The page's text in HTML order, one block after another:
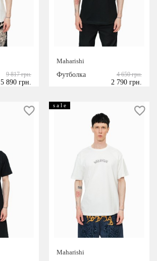
9 817 грн.
5 890 грн.
Maharishi
Футболка
4 650 грн.
2 790 грн.
s a l e
Maharishi